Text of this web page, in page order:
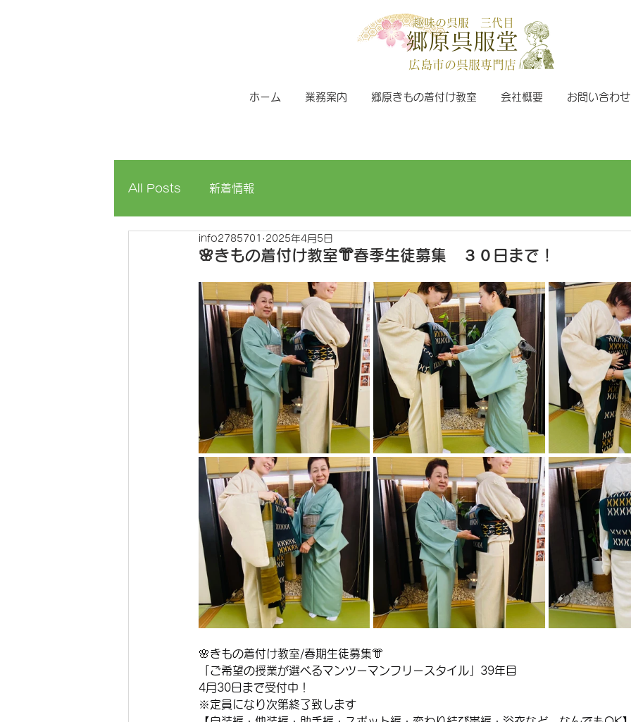
広島市の呉服専門店
趣味の呉服 三代目
郷原呉服堂
ホーム 業務案内 郷原きもの着付け教室 会社概要 お問い合わせ
All Posts 新着情報
🌸きもの着付け教室👘春季生徒募集 ３０日まで！
info2785701 2025年4月5日
🌸きもの着付け教室/春期生徒募集👘
「ご希望の授業が選べるマンツーマンフリースタイル」39年目
4月30日まで受付中！
※定員になり次第終了致します